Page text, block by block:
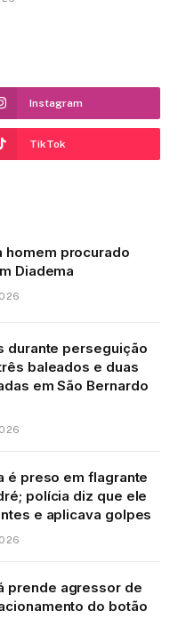
Instagram
TikTok
homem procurado
Diadema
durante perseguição
baleados e duas
em São Bernardo
é preso em flagrante
polícia diz que ele
e aplicava golpes
prende agressor de
do botão